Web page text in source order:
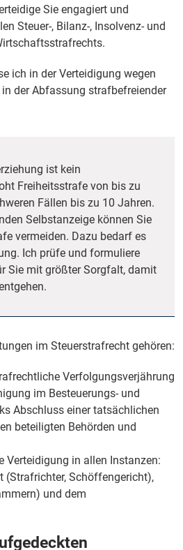
Sie engagiert und
Steuer-, Bilanz-, Insolvenz- und
ich in der Verteidigung wegen
der Abfassung strafbefreiender
ist kein
Freiheitsstrafe von bis zu
Fällen bis zu 10 Jahren.
Selbstanzeige können Sie
vermeiden. Dazu bedarf es
Ich prüfe und formuliere
Sie mit größter Sorgfalt, damit
im Steuerstrafrecht gehören:
Verfolgungsverjährung
im Besteuerungs- und
Abschluss einer tatsächlichen
beteiligten Behörden und
Verteidigung in allen Instanzen:
(Strafrichter, Schöffengericht),
und dem